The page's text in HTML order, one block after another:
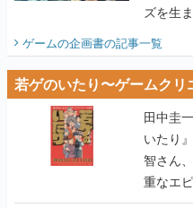
ズを生
ゲームの企画書の記事一覧
若ゲのいたり〜ゲームクリ
田中圭
いたり
智さん
重なエ